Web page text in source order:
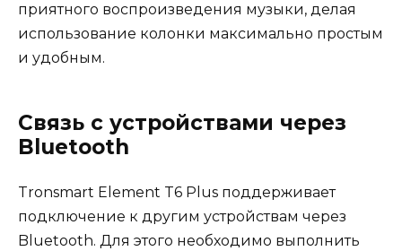
приятного воспроизведения музыки, делая
использование колонки максимально простым
и удобным.
Связь с устройствами через
Bluetooth
Tronsmart Element T6 Plus поддерживает
подключение к другим устройствам через
Bluetooth. Для этого необходимо выполнить